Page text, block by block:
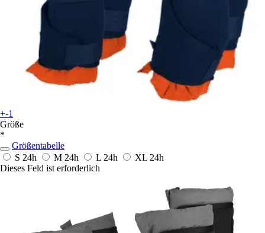
+-1
Größe
*
Größentabelle
S 24h M 24h L 24h XL 24h
Dieses Feld ist erforderlich